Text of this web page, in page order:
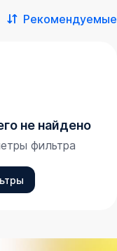
Рекомендуемые
не найдено
фильтра